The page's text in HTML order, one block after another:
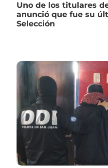
Uno de los titulares
anunció que fue su
Selección